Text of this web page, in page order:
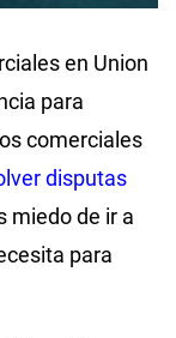
en Union
para
comerciales
disputas
miedo de ir a
para